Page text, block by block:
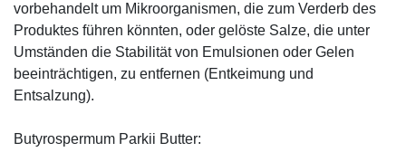
vorbehandelt um Mikroorganismen, die zum Verderb des
Produktes führen könnten, oder gelöste Salze, die unter
Umständen die Stabilität von Emulsionen oder Gelen
beeinträchtigen, zu entfernen (Entkeimung und
Entsalzung).
Butyrospermum Parkii Butter: